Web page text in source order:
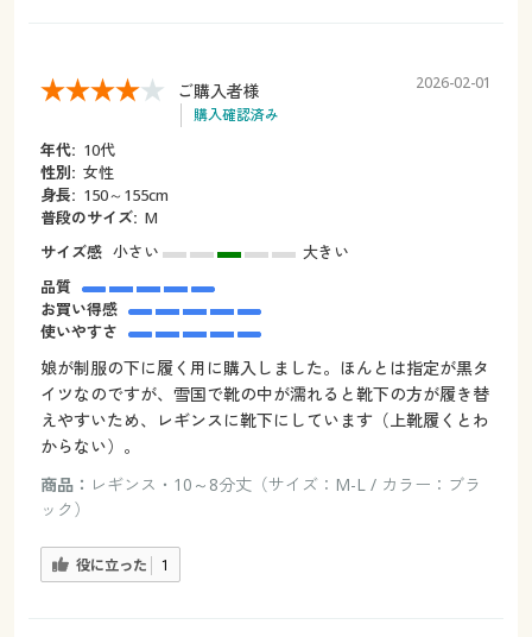
ご購入者様
購入確認済み
2026-02-01
年代: 10代
性別: 女性
身長: 150～155cm
普段のサイズ: M
サイズ感 小さい
大きい
品質
お買い得感
使いやすさ
娘が制服の下に履く用に購入しました。ほんとは指定が黒タ
イツなのですが、雪国で靴の中が濡れると靴下の方が履き替
えやすいため、レギンスに靴下にしています（上靴履くとわ
からない）。
商品： レギンス・10～8分丈（サイズ：M-L / カラー：ブラ
ック）
役に立った 1